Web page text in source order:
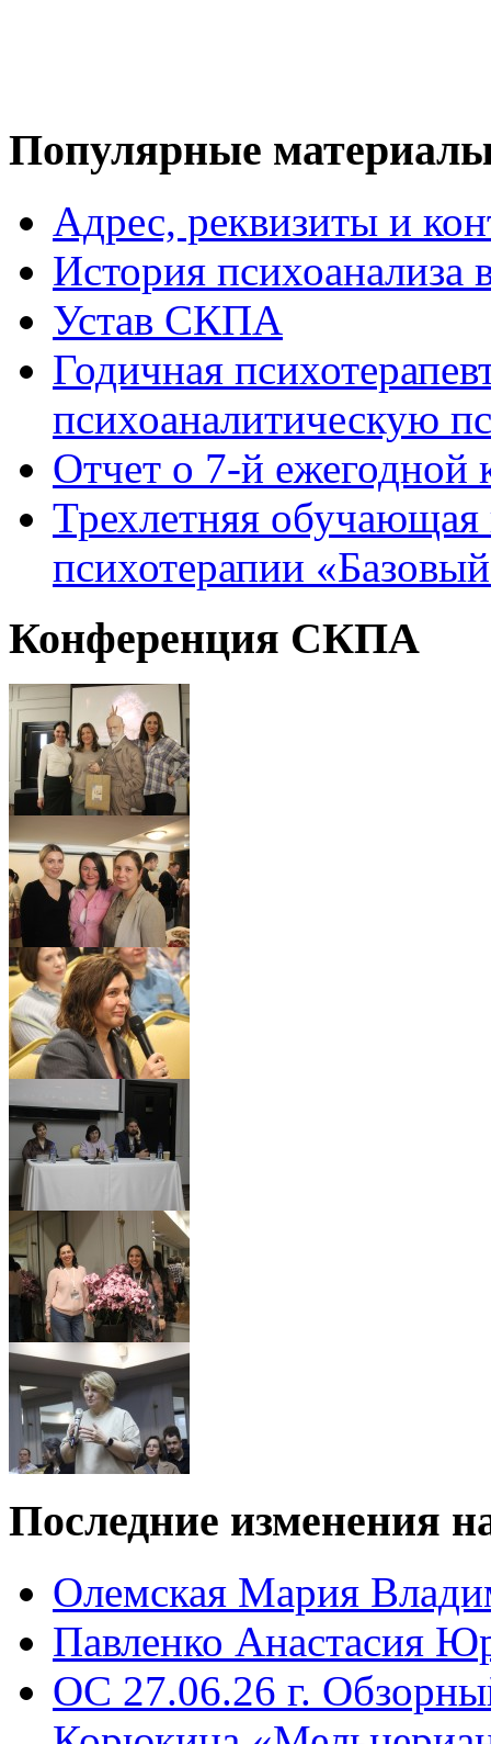
Популярные
Адрес, реквизиты и
История психоанализа
Устав СКПА
Годичная
психоаналитическую
Отчет о 7-й
Трехлетняя
психотерапии
Конференция СКПА
Последние изменения
Олемская Мария
Павленко Анастасия
ОС 27.06.26 г.